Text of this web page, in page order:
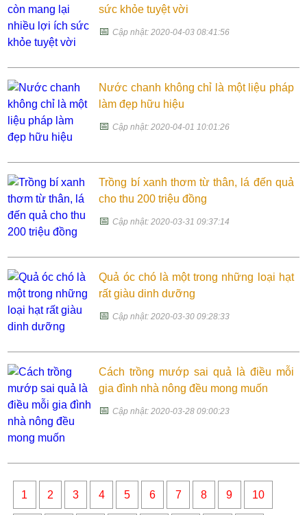
sức khỏe tuyệt vời
📅Cập nhật: 2020-04-03 08:41:56
Nước chanh không chỉ là một liệu pháp
làm đẹp hữu hiệu
📅Cập nhật: 2020-04-01 10:01:26
Trồng bí xanh thơm từ thân, lá đến quả
cho thu 200 triệu đồng
📅Cập nhật: 2020-03-31 09:37:14
Quả óc chó là một trong những loại hạt
rất giàu dinh dưỡng
📅Cập nhật: 2020-03-30 09:28:33
Cách trồng mướp sai quả là điều mỗi
gia đình nhà nông đều mong muốn
📅Cập nhật: 2020-03-28 09:00:23
1 2 3 4 5 6 7 8 9 10